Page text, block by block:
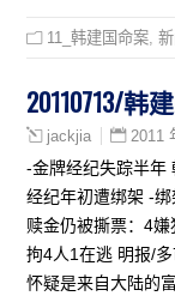
11_韩建国命案 ,
20110713/韩
jackjia 2011
-金牌经纪失踪半年
经纪年初遭绑架 -
赎金仍被撕票：4
拘4人1在逃 明报/
怀疑是来自大陆的